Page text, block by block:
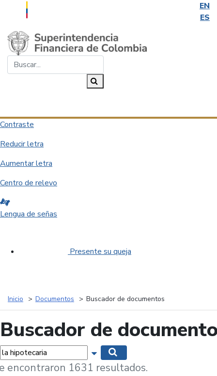
EN
ES
Saltar al contenido principal
Contraste
Reducir letra
Aumentar letra
Centro de relevo
Lengua de señas
Presente su queja
Inicio Documentos Buscador de documentos
Buscador de
Mostrar opciones de búsqueda
encontraron 1631 resultados.